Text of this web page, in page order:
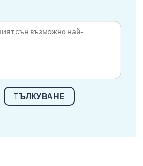
ТЪЛКУВАНЕ